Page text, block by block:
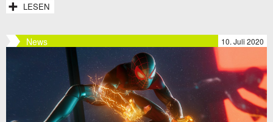
LESEN
News 10. Juli 2020